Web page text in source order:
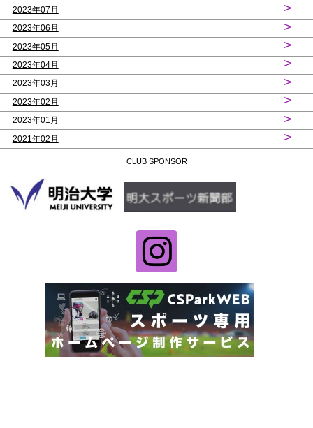
2023年07月 >
2023年06月 >
2023年05月 >
2023年04月 >
2023年03月 >
2023年02月 >
2023年01月 >
2021年02月 >
CLUB SPONSOR